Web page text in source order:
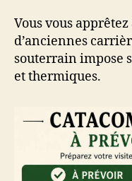
Vous vous
d’anciennes
souterrain impose
et thermiques.